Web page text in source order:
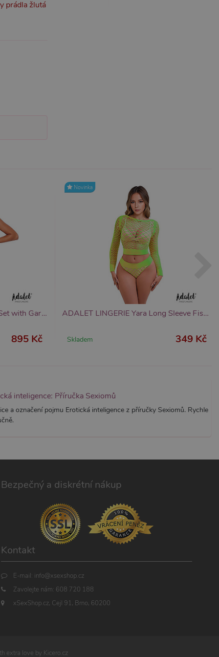
prádla žlutá
ADALET LINGERIE Caroline Set with Garter, svůdný set s podvazky
895 Kč
Novinka
ADALET LINGERIE Yara Long Sleeve Fishnet Set (Yellow Fluor), síťovaný set
Skladem 349 Kč
inteligence: Příručka Sexiomů
a označení pojmu Erotická inteligence z příručky Sexiomů. Rychle
Bezpečný a diskrétní nákup
Kontakt
E-mail: info@xsexshop.cz
Zavolejte nám: 608 720 188
xSexShop.cz, Cejl 91, Brno, 60200
extra love by Kicero.cz
pro správnou
aktualizace běžněji
uživatelů
každého požadavku na
analytické přehledy
používaného k